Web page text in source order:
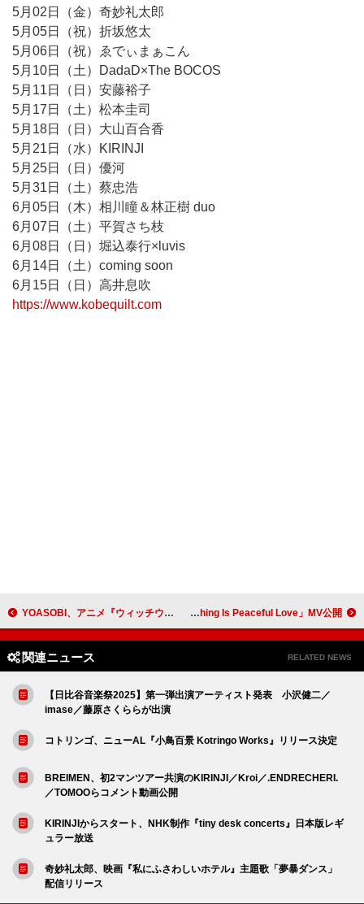
5月02日（金）奇妙礼太郎
5月05日（祝）折坂悠太
5月06日（祝）ゑでぃまぁこん
5月10日（土）DadaD×The BOCOS
5月11日（日）安藤裕子
5月17日（土）松本圭司
5月18日（日）大山百合香
5月21日（水）KIRINJI
5月25日（日）優河
5月31日（土）蔡忠浩
6月05日（木）相川瞳＆林正樹 duo
6月07日（土）平賀さち枝
6月08日（日）堀込泰行×luvis
6月14日（土）coming soon
6月15日（日）高井息吹
https://www.kobequilt.com
YOASOBI、アニメ『ウィッチウォッチ』OPテーマを担当 ボン・イヴェール、「Everything Is Peaceful Love」MV公開
関連ニュース RELATED NEWS
【日比谷音楽祭2025】第一弾出演アーティスト発表 小沢健二／
imase／藤原さくららが出演
コトリンゴ、ニューAL『小鳥百景 Kotringo Works』リリース決定
BREIMEN、初2マンツアー共演のKIRINJI／Kroi／.ENDRECHERI.
／TOMOOらコメント動画公開
KIRINJIからスタート、NHK制作『tiny desk concerts』日本版レギ
ュラー放送
奇妙礼太郎、映画『私にふさわしいホテル』主題歌「夢暴ダンス」
配信リリース